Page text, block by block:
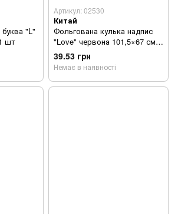
"L"
шт
Артикул: 02530
Китай
Фольгована кулька надпис
"Lоve" червона 101,5×67 см.
(1 шт)
39.53 грн
Немає в наявності